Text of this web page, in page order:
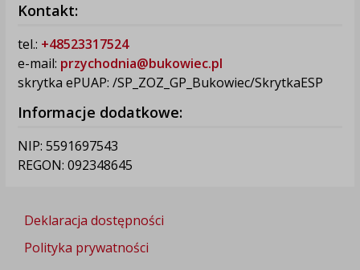
Kontakt:
tel.: +48523317524
e-mail: przychodnia@bukowiec.pl
skrytka ePUAP: /SP_ZOZ_GP_Bukowiec/SkrytkaESP
Informacje dodatkowe:
NIP: 5591697543
REGON: 092348645
Deklaracja dostępności
Polityka prywatności